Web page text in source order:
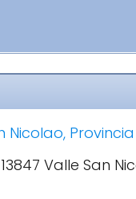
Nicolao,
Valle San